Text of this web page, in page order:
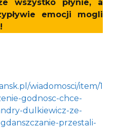
wszystko płynie, a
emocji mogli
wiadomosci/item/1
godnosc-chce-
dulkiewicz-ze-
przestali-